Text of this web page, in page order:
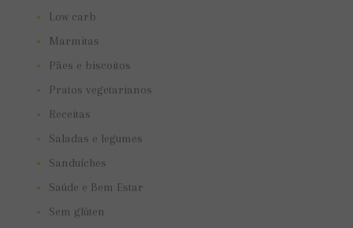
Low carb
Marmitas
Pães e biscoitos
Pratos vegetarianos
Receitas
Saladas e legumes
Sanduíches
Saúde e Bem Estar
Sem glúten